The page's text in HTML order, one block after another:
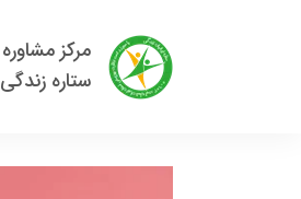
مرکز مشاوره
ستاره زندگی